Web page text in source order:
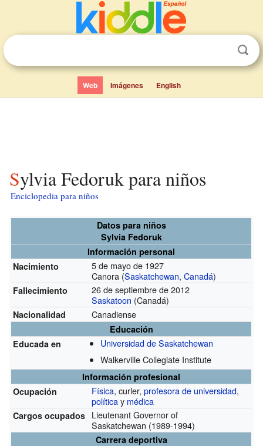
Web Imágenes English
Sylvia Fedoruk para niños
Enciclopedia para niños
Datos para niños
Sylvia Fedoruk
Información personal
Nacimiento
5 de mayo de 1927
Canora (Saskatchewan,Canadá)
Fallecimiento
26 de septiembre de 2012
Saskatoon (Canadá)
Nacionalidad Canadiense
Educación
Educada en
Universidad de Saskatchewan
Walkerville Collegiate Institute
Información profesional
Ocupación
Física, curler,profesora de universidad,
políticay médica
Cargos ocupados Lieutenant Governor of
Saskatchewan (1989-1994)
Carrera deportiva